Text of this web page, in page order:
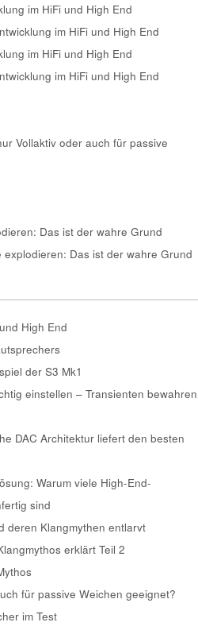
im HiFi und High End
im HiFi und High End
im HiFi und High End
im HiFi und High End
Vollaktiv oder auch für passive
Das ist der wahre Grund
explodieren: Das ist der wahre Grund
High End
der S3 Mk1
einstellen – Transienten bewahren
DAC Architektur liefert den besten
Warum viele High-End-
sind
deren Klangmythen entlarvt
erklärt Teil 2
für passive Weichen geeignet?
im Test